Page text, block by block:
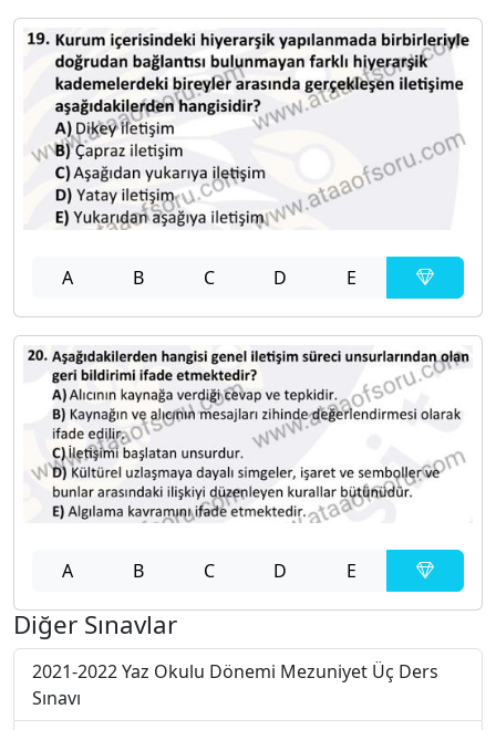
A B C D E
A B C D E
Diğer Sınavlar
2021-2022 Yaz Okulu Dönemi Mezuniyet Üç Ders
Sınavı